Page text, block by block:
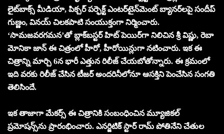
లైట్‌బాక్స్ మీడియా, పిక్చర్ పర్ఫెక్ట్ ఎంటర్‌టైన్‌మెంట్ బ్యానర్‌లపై సందీప్
గుణ్ణం, వినయ్ చిలకపాటి సంయుక్తంగా నిర్మించారు.
‘సామజవరగమన’తో బ్లాక్‌బస్టర్ హిట్ పెయిర్‌గా నిలిచిన శ్రీ విష్ణు, రెబా
మోనికా జాన్ ఈ చిత్రంలో హీరో, హీరోయిన్లుగా నటించారు. ఇక ఈ
చిత్రాన్ని మార్చి 6న భారీ ఎత్తున రిలీజ్ చేయబోతోన్నారు. ఈ క్రమంలో
ఇది వరకు రిలీజ్ చేసిన టీజర్ అందరినీలోనూ ఆసక్తిని పెంచేసిన సంగతి
తెలిసిందే.
ఇక తాజాగా మేకర్స్ ఈ చిత్రానికి సంబంధించిన మ్యూజికల్
ప్రమోషన్స్‌ను ప్రారంభించారు. ఎనర్జిటిక్ స్టార్ రామ్ పోతినేని చేతుల